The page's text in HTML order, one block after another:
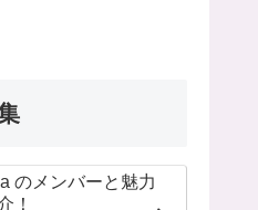
のメンバーと魅力
！